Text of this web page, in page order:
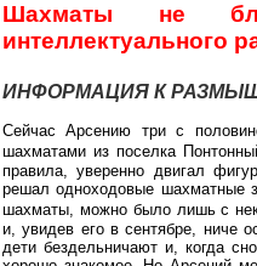
Шахматы не
интеллектуального
ИНФОРМАЦИЯ К
Сейчас Арсению три с
шахматами из поселка
правила,уверенно двигал
решал одноходовые шахматные
шахматы, можно было лишь с
и,увидев его в сентябре, ниче
дети бездельничают и, когда